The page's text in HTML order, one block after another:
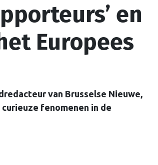
en
Europees
van Brusselse Nieuwe,
fenomenen in de